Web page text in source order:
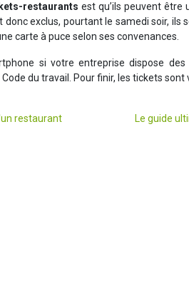
restaurants est qu’ils peuvent être
exclus, pourtant le samedi soir, ils
carte à puce selon ses convenances.
si votre entreprise dispose
du travail. Pour finir, les tickets sont
restaurant Le guide